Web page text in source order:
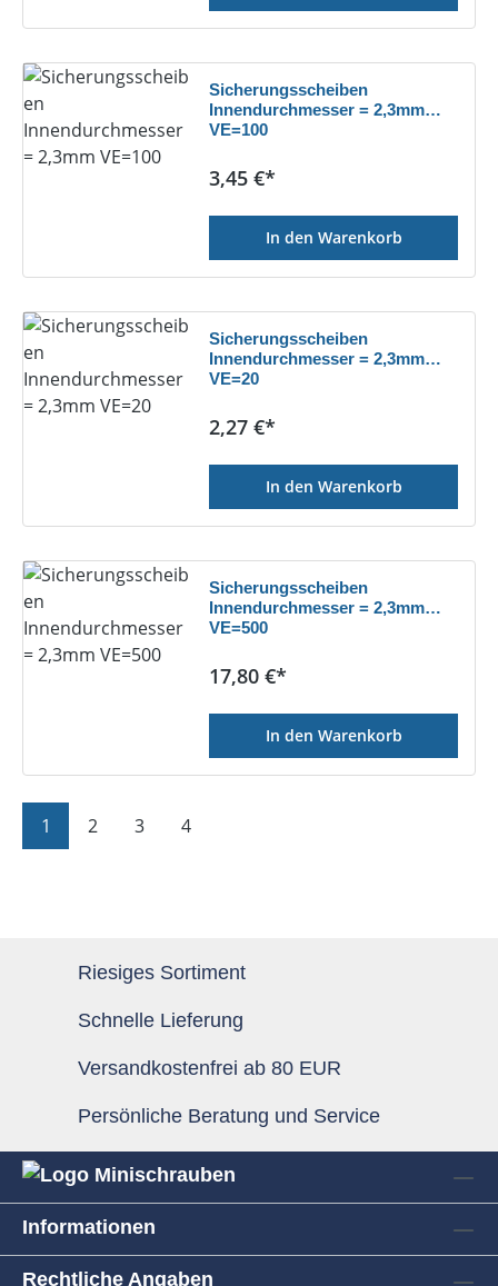
Sicherungsscheiben
Innendurchmesser = 2,3mm
VE=100
Regulärer Preis:
3,45 €*
In den Warenkorb
Sicherungsscheiben
Innendurchmesser = 2,3mm
VE=20
Regulärer Preis:
2,27 €*
In den Warenkorb
Sicherungsscheiben
Innendurchmesser = 2,3mm
VE=500
Regulärer Preis:
17,80 €*
In den Warenkorb
Seite
1 Seite
2 Seite
3 Seite
4
Riesiges Sortiment
Schnelle Lieferung
Versandkostenfrei ab 80 EUR
Persönliche Beratung und Service
Informationen
Rechtliche Angaben